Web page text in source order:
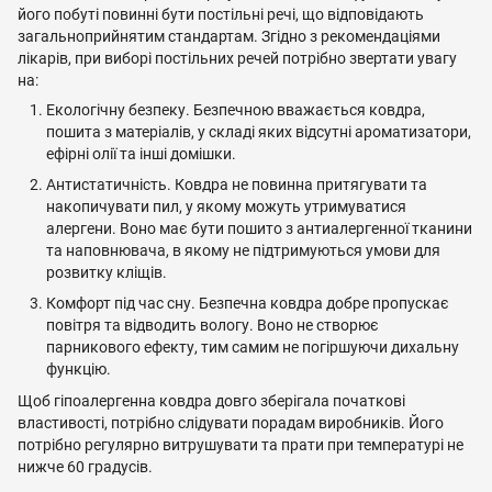
його побуті повинні бути постільні речі, що відповідають
загальноприйнятим стандартам. Згідно з рекомендаціями
лікарів, при виборі постільних речей потрібно звертати увагу
на:
Екологічну безпеку. Безпечною вважається ковдра,
пошита з матеріалів, у складі яких відсутні ароматизатори,
ефірні олії та інші домішки.
Антистатичність. Ковдра не повинна притягувати та
накопичувати пил, у якому можуть утримуватися
алергени. Воно має бути пошито з антиалергенної тканини
та наповнювача, в якому не підтримуються умови для
розвитку кліщів.
Комфорт під час сну. Безпечна ковдра добре пропускає
повітря та відводить вологу. Воно не створює
парникового ефекту, тим самим не погіршуючи дихальну
функцію.
Щоб гіпоалергенна ковдра довго зберігала початкові
властивості, потрібно слідувати порадам виробників. Його
потрібно регулярно витрушувати та прати при температурі не
нижче 60 градусів.